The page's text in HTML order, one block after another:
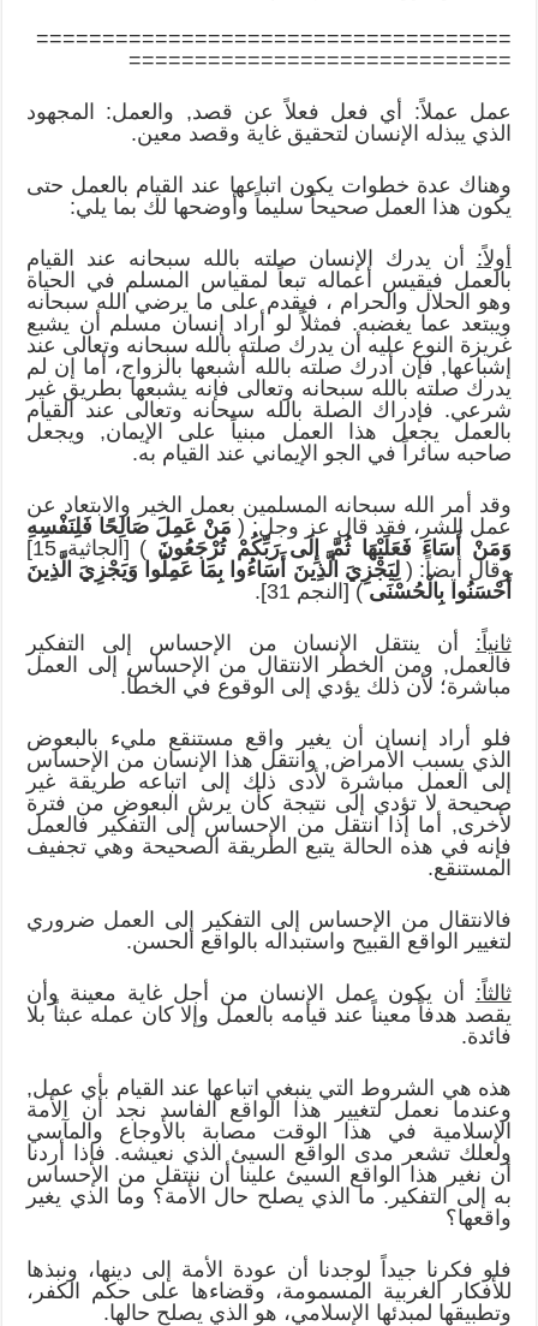
====================================
=============================
عمل عملاً: أي فعل فعلاً عن قصد, والعمل: المجهود
الذي يبذله الإنسان لتحقيق غاية وقصد معين.
وهناك عدة خطوات يكون اتباعها عند القيام بالعمل حتى
يكون هذا العمل صحيحاً سليماً وأوضحها لك بما يلي:
أولاً: أن يدرك الإنسان صلته بالله سبحانه عند القيام
بالعمل فيقيس أعماله تبعاً لمقياس المسلم في الحياة
وهو الحلال والحرام ، فيقدم على ما يرضي الله سبحانه
ويبتعد عما يغضبه. فمثلاً لو أراد إنسان مسلم أن يشبع
غريزة النوع عليه أن يدرك صلته بالله سبحانه وتعالى عند
إشباعها, فإن أدرك صلته بالله أشبعها بالزواج، أما إن لم
يدرك صلته بالله سبحانه وتعالى فإنه يشبعها بطريق غير
شرعي. فإدراك الصلة بالله سبحانه وتعالى عند القيام
بالعمل يجعل هذا العمل مبنياً على الإيمان, ويجعل
صاحبه سائراً في الجو الإيماني عند القيام به.
وقد أمر الله سبحانه المسلمين بعمل الخير والابتعاد عن
عمل الشر، فقد قال عز وجل: ( مَنْ عَمِلَ صَالِحًا فَلِنَفْسِهِ
وَمَنْ أَسَاءَ فَعَلَيْهَا ثُمَّ إِلَى رَبِّكُمْ تُرْجَعُونَ
) [الجاثية 15]
وقال أيضاً: (لِيَجْزِيَ الَّذِينَ أَسَاءُوا بِمَا عَمِلُوا وَيَجْزِيَ الَّذِينَ
أَحْسَنُوا بِالْحُسْنَى) [النجم 31].
ثانياً: أن ينتقل الإنسان من الإحساس إلى التفكير
فالعمل, ومن الخطر الانتقال من الإحساس إلى العمل
مباشرة؛ لأن ذلك يؤدي إلى الوقوع في الخطأ.
فلو أراد إنسان أن يغير واقع مستنقع مليء بالبعوض
الذي يسبب الأمراض, وانتقل هذا الإنسان من الإحساس
إلى العمل مباشرة لأدى ذلك إلى اتباعه طريقة غير
صحيحة لا تؤدي إلى نتيجة كأن يرش البعوض من فترة
لأخرى, أما إذا انتقل من الإحساس إلى التفكير فالعمل
فإنه في هذه الحالة يتبع الطريقة الصحيحة وهي تجفيف
المستنقع.
فالانتقال من الإحساس إلى التفكير إلى العمل ضروري
لتغيير الواقع القبيح واستبداله بالواقع الحسن.
ثالثاً: أن يكون عمل الإنسان من أجل غاية معينة وأن
يقصد هدفاً معيناً عند قيامه بالعمل وإلا كان عمله عبثاً بلا
فائدة.
هذه هي الشروط التي ينبغي اتباعها عند القيام بأي عمل,
وعندما نعمل لتغيير هذا الواقع الفاسد نجد أن الأمة
الإسلامية في هذا الوقت مصابة بالأوجاع والمآسي
ولعلك تشعر مدى الواقع السيئ الذي نعيشه. فإذا أردنا
أن نغير هذا الواقع السيئ علينا أن ننتقل من الإحساس
به إلى التفكير. ما الذي يصلح حال الأمة؟ وما الذي يغير
واقعها؟
فلو فكرنا جيداً لوجدنا أن عودة الأمة إلى دينها، ونبذها
للأفكار الغربية المسمومة، وقضاءها على حكم الكفر،
وتطبيقها لمبدئها الإسلامي، هو الذي يصلح حالها.